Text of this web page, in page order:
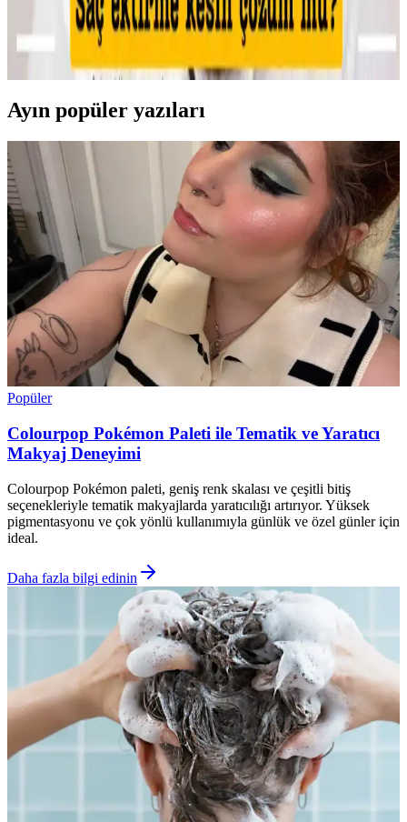
Makyajda kötü günlerin teknik nedenleri, cilt koşullarının etkisi ve
uygulama hataları detaylıca inceleniyor. Ayrıca, psikolojik etkiler ve
sosyal algı üzerine önemli bilgiler sunuluyor.
Ayın popüler yazıları
Popüler
Colourpop Pokémon Paleti ile Tematik ve Yaratıcı
Makyaj Deneyimi
Colourpop Pokémon paleti, geniş renk skalası ve çeşitli bitiş
seçenekleriyle tematik makyajlarda yaratıcılığı artırıyor. Yüksek
pigmentasyonu ve çok yönlü kullanımıyla günlük ve özel günler için
ideal.
Daha fazla bilgi edinin